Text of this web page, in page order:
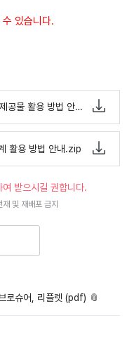
있습니다.
활용 방법 안내.zip
활용 방법 안내.zip
받으시길 권합니다.
및 재배포 금지
브로슈어, 리플렛 (pdf) 📎